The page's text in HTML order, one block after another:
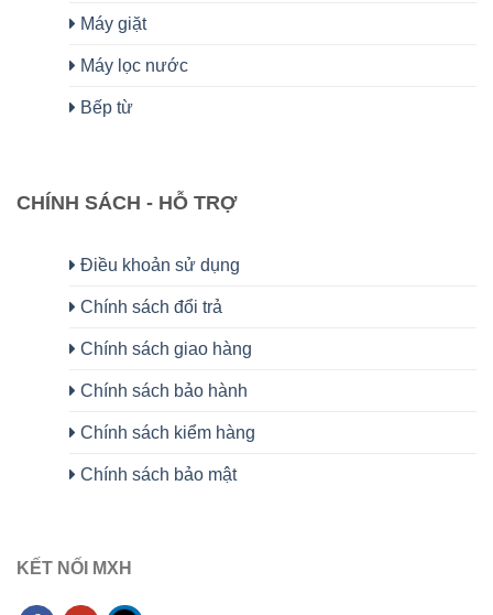
Máy giặt
Máy lọc nước
Bếp từ
CHÍNH SÁCH - HỖ TRỢ
Điều khoản sử dụng
Chính sách đổi trả
Chính sách giao hàng
Chính sách bảo hành
Chính sách kiểm hàng
Chính sách bảo mật
KẾT NỐI MXH